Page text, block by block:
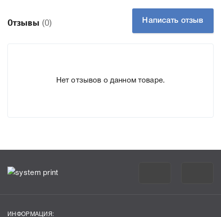
легко подтвердить правильность выбора .
Отзывы (0) Написать отзыв
Нет отзывов о данном товаре.
ИНФОРМАЦИЯ: